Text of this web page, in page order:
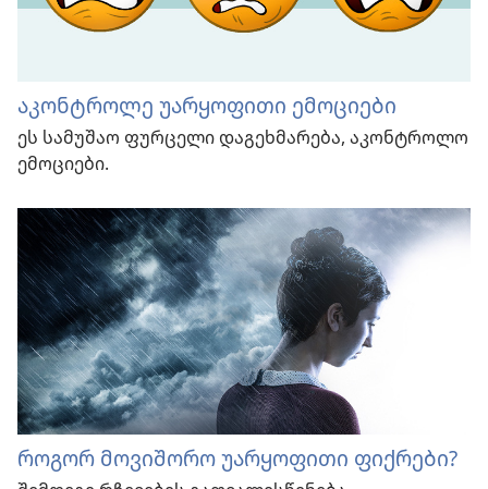
აკონტროლე უარყოფითი ემოციები
ეს სამუშაო ფურცელი დაგეხმარება, აკონტროლო
ემოციები.
როგორ მოვიშორო უარყოფითი ფიქრები?